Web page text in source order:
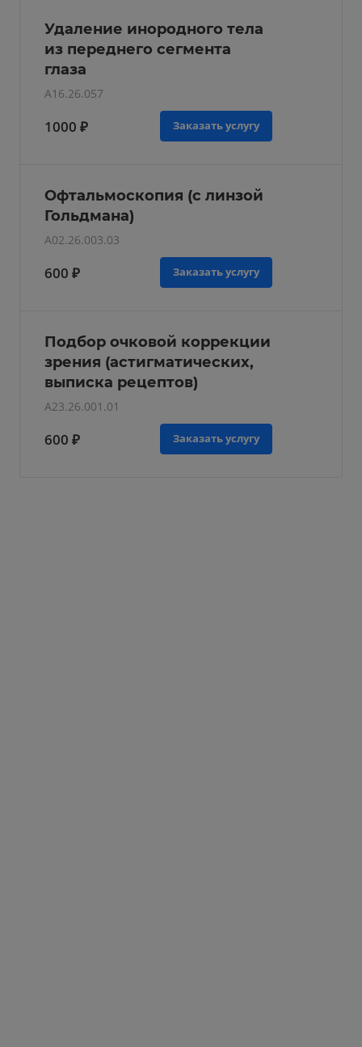
Удаление инородного тела
из переднего сегмента
глаза
A16.26.057
1000 ₽ Заказать услугу
Офтальмоскопия (с линзой
Гольдмана)
A02.26.003.03
600 ₽ Заказать услугу
Подбор очковой коррекции
зрения (астигматических,
выписка рецептов)
A23.26.001.01
600 ₽ Заказать услугу